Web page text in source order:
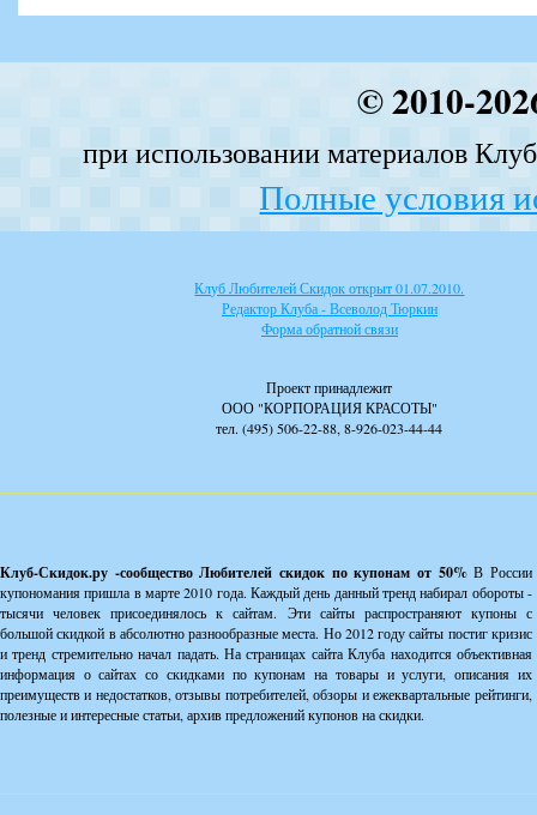
© 2010-
при использовании материалов
Полные условия
Клуб Любителей Скидок открыт 01.07.2010.
Редактор Клуба - Всеволод Тюркин
Форма обратной связи
Проект принадлежит
ООО "КОРПОРАЦИЯ КРАСОТЫ"
тел. (495) 506-22-88, 8-926-023-44-44
Клуб-Скидок.ру -сообщество Любителей скидок по купонам от 50%В России
купономания пришла в марте 2010 года. Каждый день данный тренд набирал обороты -
тысячи человек присоединялось к сайтам. Эти сайты распространяют купоны с
большой скидкой в абсолютно разнообразные места. Но 2012 году сайты постиг кризис
и тренд стремительно начал падать. На страницах сайта Клуба находится объективная
информация о сайтах со скидками по купонам на товары и услуги, описания их
преимуществ и недостатков, отзывы потребителей, обзоры и ежеквартальные рейтинги,
полезные и интересные статьи, архив предложений купонов на скидки.